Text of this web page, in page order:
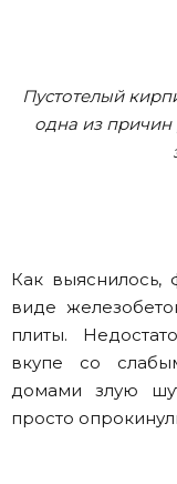
Пустотелый
одна из
Как выяснилось,
виде
плиты.
вкупе со
домами злую
просто